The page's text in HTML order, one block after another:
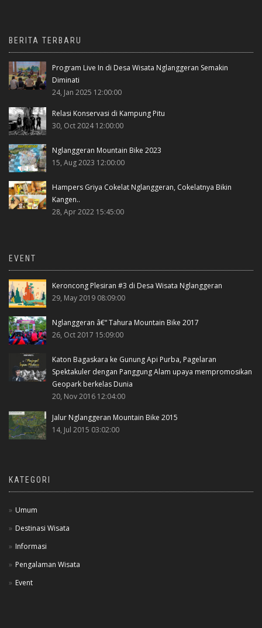
BERITA TERBARU
Program Live In di Desa Wisata Nglanggeran Semakin
Diminati
24, Jan 2025 12:00:00
Relasi Konservasi di Kampung Pitu
30, Oct 2024 12:00:00
Nglanggeran Mountain Bike 2023
15, Aug 2023 12:00:00
Hampers Griya Cokelat Nglanggeran, Cokelatnya Bikin
Kangen..
28, Apr 2022 15:45:00
EVENT
Keroncong Plesiran #3 di Desa Wisata Nglanggeran
29, May 2019 08:09:00
Nglanggeran â€“ Tahura Mountain Bike 2017
26, Oct 2017 15:09:00
Katon Bagaskara ke Gunung Api Purba, Pagelaran
Spektakuler dengan Panggung Alam upaya mempromosikan
Geopark berkelas Dunia
20, Nov 2016 12:04:00
Jalur Nglanggeran Mountain Bike 2015
14, Jul 2015 03:02:00
KATEGORI
Umum
Destinasi Wisata
Informasi
Pengalaman Wisata
Event